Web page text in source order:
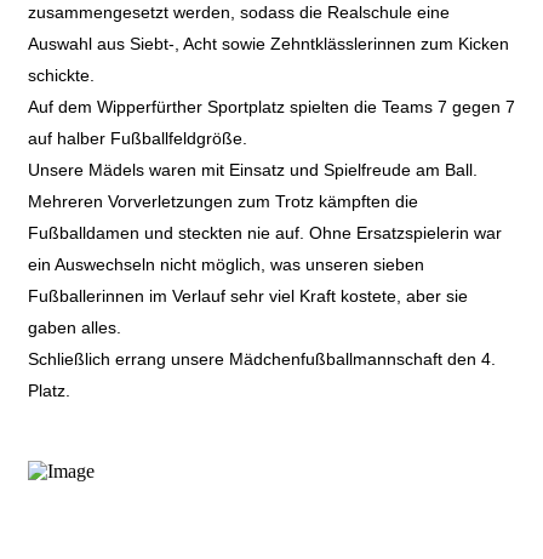
zusammengesetzt werden, sodass die Realschule eine
Auswahl aus Siebt-, Acht sowie Zehntklässlerinnen zum Kicken
schickte.
Auf dem Wipperfürther Sportplatz spielten die Teams 7 gegen 7
auf halber Fußballfeldgröße.
Unsere Mädels waren mit Einsatz und Spielfreude am Ball.
Mehreren Vorverletzungen zum Trotz kämpften die
Fußballdamen und steckten nie auf. Ohne Ersatzspielerin war
ein Auswechseln nicht möglich, was unseren sieben
Fußballerinnen im Verlauf sehr viel Kraft kostete, aber sie
gaben alles.
Schließlich errang unsere Mädchenfußballmannschaft den 4.
Platz.